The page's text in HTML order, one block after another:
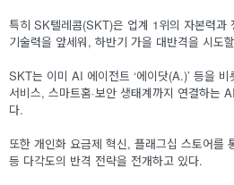
특히 SK텔레콤(SKT)은 업계 1위의 자본력과
기술력을 앞세워, 하반기 가을 대반격을 시도
SKT는 이미 AI 에이전트 ‘에이닷(A.)’ 등을
서비스, 스마트홈·보안 생태계까지 연결하는
다.
또한 개인화 요금제 혁신, 플래그십 스토어를
등 다각도의 반격 전략을 전개하고 있다.